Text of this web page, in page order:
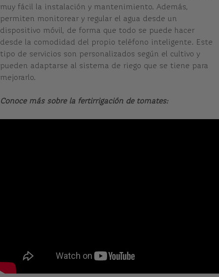
muy fácil la instalación y mantenimiento. Además,
permiten monitorear y regular el agua desde un
dispositivo móvil, de forma que todo se puede hacer
desde la comodidad del propio teléfono inteligente. Este
tipo de servicios son personalizados según el cultivo y
pueden adaptarse al sistema de riego que se tiene para
mejorarlo.
Conoce más sobre la fertirrigación de tomates: